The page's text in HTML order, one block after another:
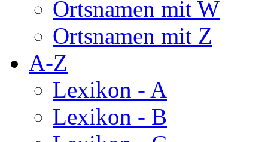
Ortsnamen mit W
Ortsnamen mit Z
A-Z
Lexikon - A
Lexikon - B